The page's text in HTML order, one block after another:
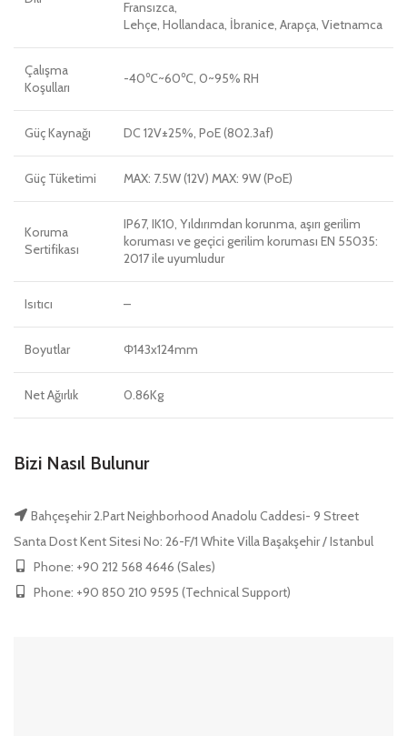
Fransızca,
Lehçe, Hollandaca, İbranice, Arapça, Vietnamca
Çalışma
Koşulları
-40℃~60℃, 0~95% RH
Güç Kaynağı DC 12V±25%, PoE (802.3af)
Güç Tüketimi MAX: 7.5W (12V) MAX: 9W (PoE)
Koruma
Sertifikası
IP67, IK10, Yıldırımdan korunma, aşırı gerilim
koruması ve geçici gerilim koruması EN 55035:
2017 ile uyumludur
Isıtıcı –
Boyutlar Φ143x124mm
Net Ağırlık 0.86Kg
Bizi Nasıl Bulunur
Bahçeşehir 2.Part Neighborhood Anadolu Caddesi- 9 Street
Santa Dost Kent Sitesi No: 26-F/1 White Villa Başakşehir / Istanbul
Phone: +90 212 568 4646 (Sales)
Phone: +90 850 210 9595 (Technical Support)